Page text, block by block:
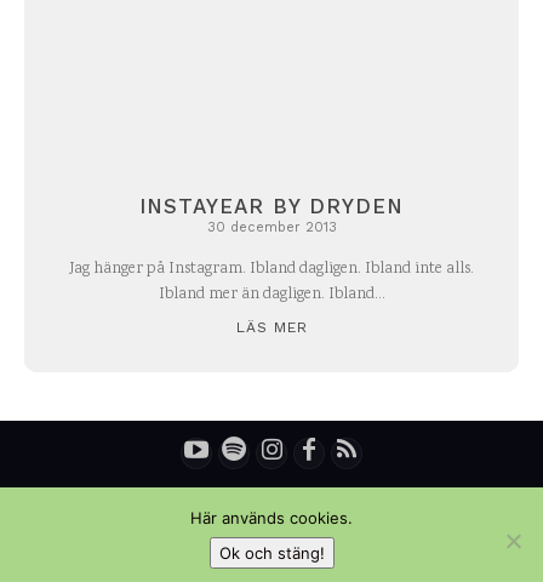
INSTAYEAR BY DRYDEN
30 december 2013
Jag hänger på Instagram. Ibland dagligen. Ibland inte alls.
Ibland mer än dagligen. Ibland...
LÄS MER
Här används cookies.
Ok och stäng!